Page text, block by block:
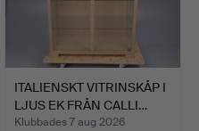
ITALIENSKT VITRINSKÅP I
LJUS EK FRÅN CALLI…
Klubbades 7 aug 2026